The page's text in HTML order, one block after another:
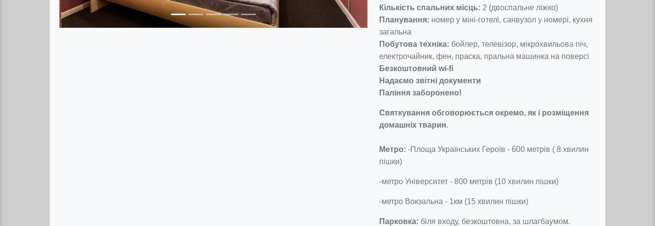
Кількість спальних місць: 2 (двоспальне ліжко)
Планування: номер у міні-готелі, санвузол у номері, кухня
загальна
Побутова техніка: бойлер, телевізор, мікрохвильова піч,
електрочайник, фен, праска, пральна машинка на поверсі
Безкоштовний wi-fi
Надаємо звітні документи
Паління заборонено!
Святкування обговорюється окремо, як і розміщення
домашніх тварин.
Метро: -Площа Українських Героїв - 600 метрів ( 8 хвилин
пішки)
-метро Університет - 800 метрів (10 хвилин пішки)
-метро Вокзальна - 1км (15 хвилин пішки)
Парковка: біля входу, безкоштовна, за шлагбаумом.